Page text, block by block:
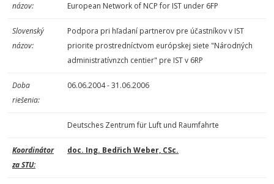
názov:
European Network of NCP for IST under 6FP
Slovenský
názov:
Podpora pri hľadaní partnerov pre účastníkov v IST
priorite prostredníctvom európskej siete "Národných
administratívnzch centier" pre IST v 6RP
Doba
riešenia:
06.06.2004 - 31.06.2006
Deutsches Zentrum für Luft und Raumfahrte
Koordinátor
za STU:
doc. Ing. Bedřich Weber, CSc.